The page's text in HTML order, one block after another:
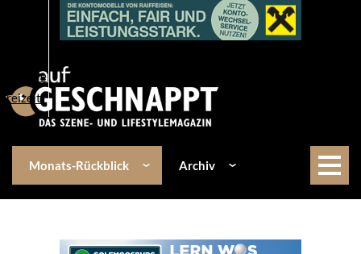
Lifestyle
Freizeit
Monats-Rückblick Archiv